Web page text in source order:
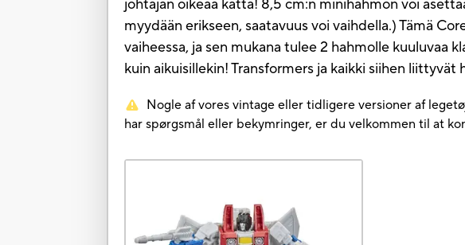
johtajan oikeaa kättä! 8,5 cm:n minihahmon voi
myydään erikseen, saatavuus voi vaihdella.) Tämä
vaiheessa, ja sen mukana tulee 2 hahmolle kuuluvaa
kuin aikuisillekin! Transformers ja kaikki siihen
Nogle af vores vintage eller tidligere versioner af
har spørgsmål eller bekymringer, er du velkommen til at